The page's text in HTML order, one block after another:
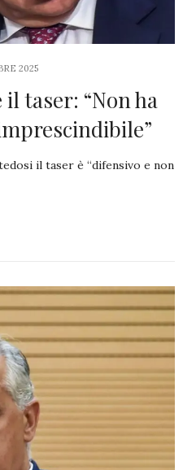
2025
taser: “Non ha
il taser è “difensivo e non